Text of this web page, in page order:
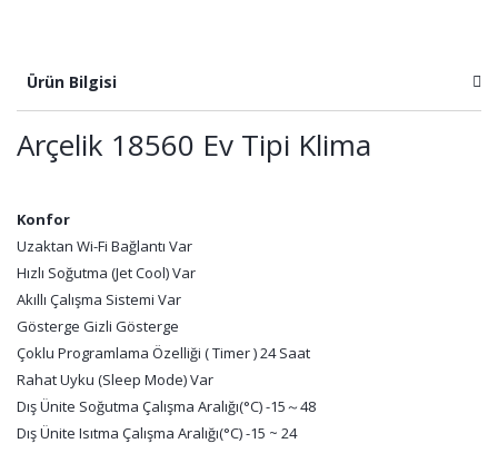
Ürün Bilgisi
Arçelik 18560 Ev Tipi Klima
Konfor
Uzaktan Wi-Fi Bağlantı Var
Hızlı Soğutma (Jet Cool) Var
Akıllı Çalışma Sistemi Var
Gösterge Gizli Gösterge
Çoklu Programlama Özelliği ( Timer ) 24 Saat
Rahat Uyku (Sleep Mode) Var
Dış Ünite Soğutma Çalışma Aralığı(°C) -15～48
Dış Ünite Isıtma Çalışma Aralığı(°C) -15 ~ 24